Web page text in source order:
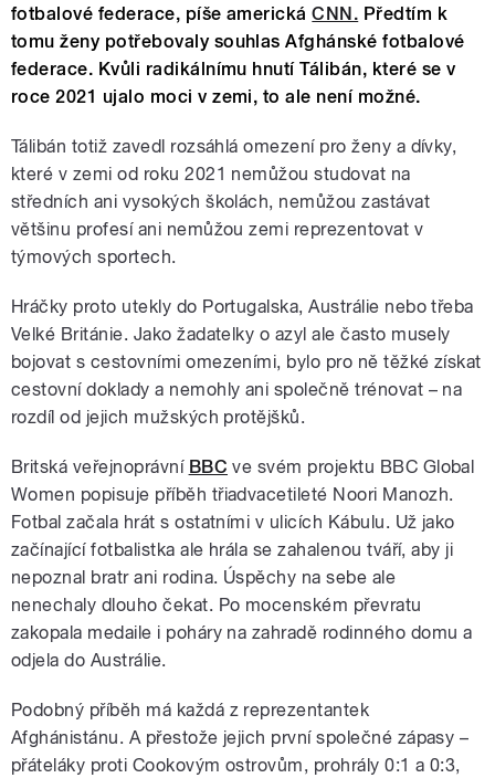
fotbalové federace, píše americkáCNN. Předtím k
tomu ženy potřebovaly souhlas Afghánské fotbalové
federace. Kvůli radikálnímu hnutí Tálibán, které se v
roce 2021 ujalo moci v zemi, to ale není možné.
Tálibán totiž zavedl rozsáhlá omezení pro ženy a dívky,
které v zemi od roku 2021 nemůžou studovat na
středních ani vysokých školách, nemůžou zastávat
většinu profesí ani nemůžou zemi reprezentovat v
týmových sportech.
Hráčky proto utekly do Portugalska, Austrálie nebo třeba
Velké Británie. Jako žadatelky o azyl ale často musely
bojovat s cestovními omezeními, bylo pro ně těžké získat
cestovní doklady a nemohly ani společně trénovat – na
rozdíl od jejich mužských protějšků.
Britská veřejnoprávní BBC ve svém projektu BBC Global
Women popisuje příběh třiadvacetileté Noori Manozh.
Fotbal začala hrát s ostatními v ulicích Kábulu. Už jako
začínající fotbalistka ale hrála se zahalenou tváří, aby ji
nepoznal bratr ani rodina. Úspěchy na sebe ale
nenechaly dlouho čekat. Po mocenském převratu
zakopala medaile i poháry na zahradě rodinného domu a
odjela do Austrálie.
Podobný příběh má každá z reprezentantek
Afghánistánu. A přestože jejich první společné zápasy –
přáteláky proti Cookovým ostrovům, prohrály 0:1 a 0:3,